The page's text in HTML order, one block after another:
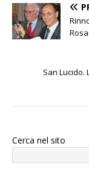
San Lucido.
Cerca nel sito